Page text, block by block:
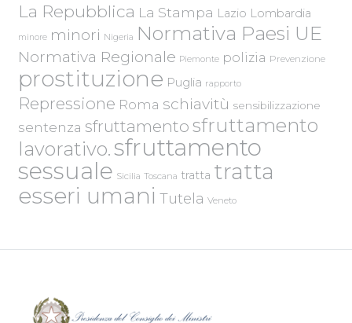
La Repubblica La Stampa Lazio Lombardia
minore minori Nigeria Normativa Paesi UE
Normativa Regionale Piemonte polizia Prevenzione
prostituzione Puglia rapporto
Repressione Roma schiavitù sensibilizzazione
sentenza sfruttamento sfruttamento
lavorativo.sfruttamento
sessuale Sicilia Toscana tratta tratta
esseri umani Tutela Veneto